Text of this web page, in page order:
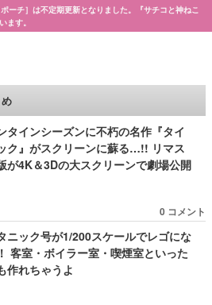
ーチ］は不定期更新となりました。『サチコと神ねこ
ます。
タインシーズンに不朽の名作『タイ
ク』がスクリーンに蘇る…!! リマス
が4K＆3Dの大スクリーンで劇場公開
0 コメント
ニック号が1/200スケールでレゴにな
客室・ボイラー室・喫煙室といった
作れちゃうよ